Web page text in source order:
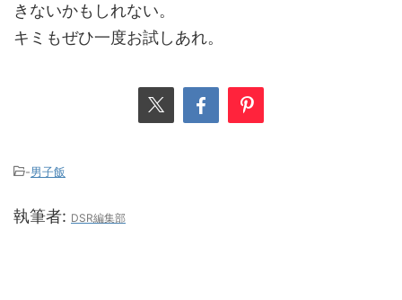
きないかもしれない。
キミもぜひ一度お試しあれ。
-男子飯
執筆者: DSR編集部